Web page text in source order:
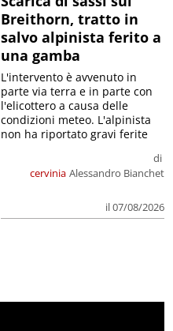
Breithorn, tratto in
salvo alpinista ferito a
una gamba
cervinia
di
Alessandro Bianchet
il 07/08/2026
L'intervento è avvenuto in
parte via terra e in parte con
l'elicottero a causa delle
condizioni meteo. L'alpinista
non ha riportato gravi ferite